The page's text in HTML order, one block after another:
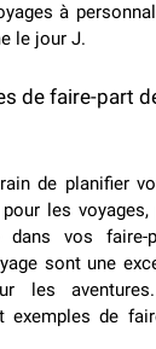
à
le jour J.
de faire-part
de planifier
les
dans vos
sont une
les aventures.
exemples de